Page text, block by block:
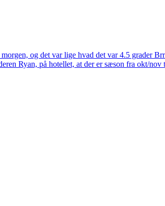
og det var lige hvad det var 4.5 grader
Ryan, på hotellet, at der er sæson fra okt/nov